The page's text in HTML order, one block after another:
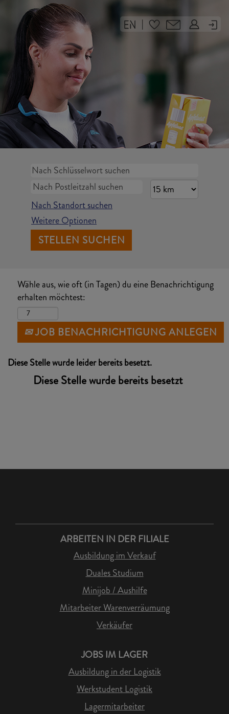
|
Nach Standort suchen
Weitere Optionen
Wähle aus, wie oft (in Tagen) du eine Benachrichtigung
erhalten möchtest:
JOB BENACHRICHTIGUNG ANLEGEN
Diese Stelle wurde leider bereits besetzt.
Diese Stelle wurde bereits besetzt
ARBEITEN IN DER FILIALE
Ausbildung im Verkauf
Duales Studium
Minijob / Aushilfe
Mitarbeiter Warenverräumung
Verkäufer
JOBS IM LAGER
Ausbildung in der Logistik
Werkstudent Logistik
Lagermitarbeiter